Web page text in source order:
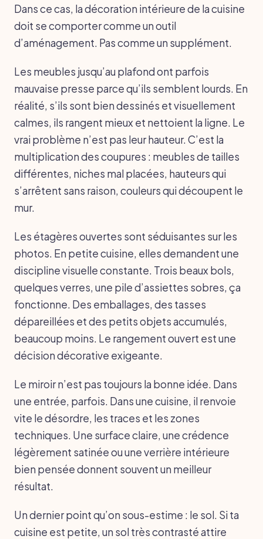
Dans ce cas, la décoration intérieure de la cuisine
doit se comporter comme un outil
d’aménagement. Pas comme un supplément.
Les meubles jusqu’au plafond ont parfois
mauvaise presse parce qu’ils semblent lourds. En
réalité, s’ils sont bien dessinés et visuellement
calmes, ils rangent mieux et nettoient la ligne. Le
vrai problème n’est pas leur hauteur. C’est la
multiplication des coupures : meubles de tailles
différentes, niches mal placées, hauteurs qui
s’arrêtent sans raison, couleurs qui découpent le
mur.
Les étagères ouvertes sont séduisantes sur les
photos. En petite cuisine, elles demandent une
discipline visuelle constante. Trois beaux bols,
quelques verres, une pile d’assiettes sobres, ça
fonctionne. Des emballages, des tasses
dépareillées et des petits objets accumulés,
beaucoup moins. Le rangement ouvert est une
décision décorative exigeante.
Le miroir n’est pas toujours la bonne idée. Dans
une entrée, parfois. Dans une cuisine, il renvoie
vite le désordre, les traces et les zones
techniques. Une surface claire, une crédence
légèrement satinée ou une verrière intérieure
bien pensée donnent souvent un meilleur
résultat.
Un dernier point qu’on sous-estime : le sol. Si ta
cuisine est petite, un sol très contrasté attire